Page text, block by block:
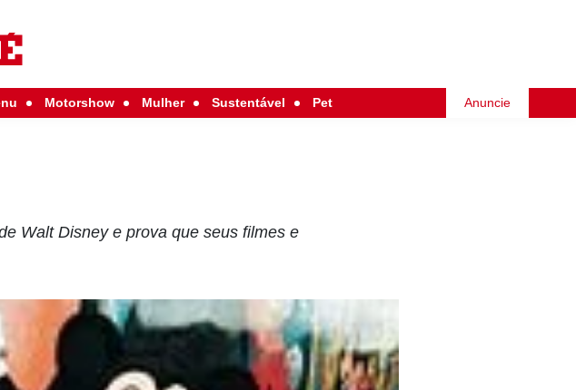
Motorshow Mulher Sustentável Pet Anuncie
Walt Disney e prova que seus filmes e